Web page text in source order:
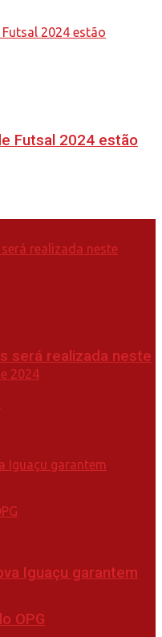
Futsal 2024 estão
será realizada neste
Iguaçu garantem
OPG
2024